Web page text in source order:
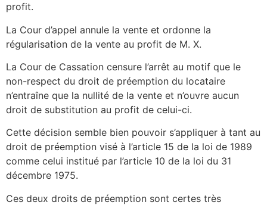
profit.
La Cour d’appel annule la vente et ordonne la
régularisation de la vente au profit de M. X.
La Cour de Cassation censure l’arrêt au motif que le
non-respect du droit de préemption du locataire
n’entraîne que la nullité de la vente et n’ouvre aucun
droit de substitution au profit de celui-ci.
Cette décision semble bien pouvoir s’appliquer à tant au
droit de préemption visé à l’article 15 de la loi de 1989
comme celui institué par l’article 10 de la loi du 31
décembre 1975.
Ces deux droits de préemption sont certes très